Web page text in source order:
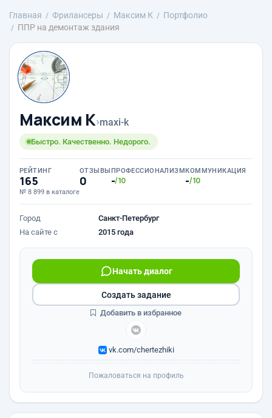
Главная Фрилансеры Максим К
Портфолио
ППР на демонтаж здания
Максим К›maxi-k
Быстро. Качественно. Недорого.
РЕЙТИНГ
165
№ 8 899 в каталоге
ОТЗЫВЫ
0
ПРОФЕССИОНАЛИЗМ
-/10
КОММУНИКАЦИЯ
-/10
Город
Санкт-Петербург
На сайте с
2015 года
Начать диалог
vk.com/chertezhiki
Создать задание
Добавить в избранное
Пожаловаться на профиль